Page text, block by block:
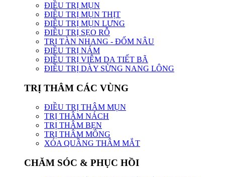
ĐIỀU TRỊ MỤN
ĐIỀU TRỊ MỤN THỊT
ĐIỀU TRỊ MỤN LƯNG
ĐIỀU TRỊ SẸO RỖ
TRỊ TÀN NHANG - ĐỐM NÂU
ĐIỀU TRỊ NÁM
ĐIỀU TRỊ VIÊM DA TIẾT BÃ
ĐIỀU TRỊ DÀY SỪNG NANG LÔNG
TRỊ THÂM CÁC VÙNG
ĐIỀU TRỊ THÂM MỤN
TRỊ THÂM NÁCH
TRỊ THÂM BẸN
TRỊ THÂM MÔNG
XÓA QUẦNG THÂM MẮT
CHĂM SÓC & PHỤC HỒI